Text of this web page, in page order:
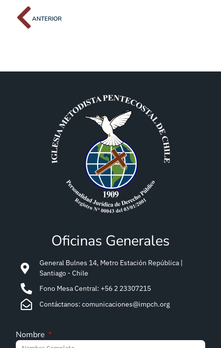
ANTERIOR
Oficinas Generales
General Bulnes 14, Metro Estación República |
Santiago - Chile
Fono Mesa Central: +56 2 23307215
Contáctanos: comunicaciones@impch.org
Nombre